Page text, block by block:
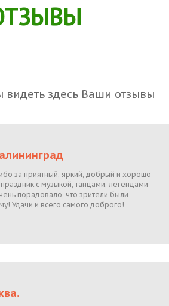
здесь Ваши отзывы
за приятный, яркий, добрый и хорошо
с музыкой, танцами, легендами
порадовало, что зрители были
Удачи и всего самого доброго!